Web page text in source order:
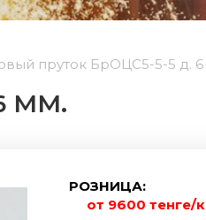
пруток БрОЦС5-5-5 д.
ММ.
РОЗНИЦА:
от 9600 тенге/